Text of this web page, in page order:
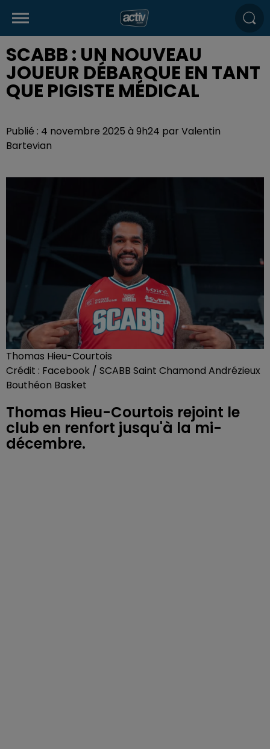
SCABB : UN NOUVEAU
JOUEUR DÉBARQUE EN TANT
QUE PIGISTE MÉDICAL
Publié : 4 novembre 2025 à 9h24 par Valentin
Bartevian
Thomas Hieu-Courtois
Crédit : Facebook / SCABB Saint Chamond Andrézieux
Bouthéon Basket
Thomas Hieu-Courtois rejoint le
club en renfort jusqu'à la mi-
décembre.